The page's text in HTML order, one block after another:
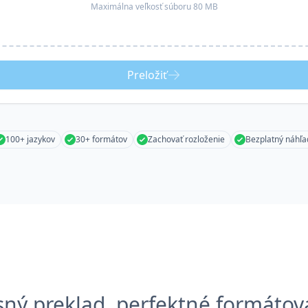
Maximálna veľkosť súboru 80 MB
Preložiť
100+ jazykov 30+ formátov Zachovať rozloženie Bezplatný